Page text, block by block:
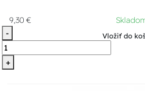
9,30 €
-
+
Vložiť do